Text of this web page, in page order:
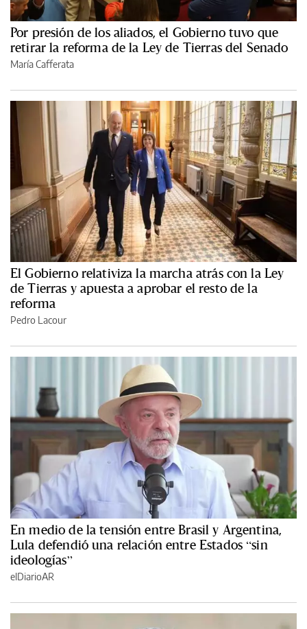
Por presión de los aliados, el Gobierno tuvo que
retirar la reforma de la Ley de Tierras del Senado
María Cafferata
El Gobierno relativiza la marcha atrás con la Ley
de Tierras y apuesta a aprobar el resto de la
reforma
Pedro Lacour
En medio de la tensión entre Brasil y Argentina,
Lula defendió una relación entre Estados “sin
ideologías”
elDiarioAR